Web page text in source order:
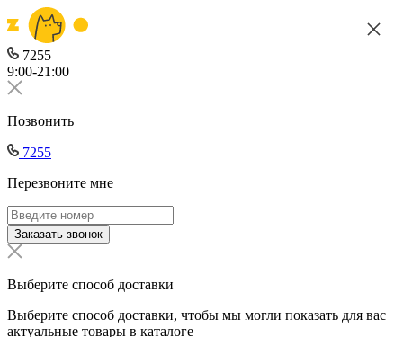
7255
9:00-21:00
Позвонить
7255
Перезвоните мне
Заказать звонок
Выберите способ доставки
Выберите способ доставки, чтобы мы могли показать для вас
актуальные товары в каталоге